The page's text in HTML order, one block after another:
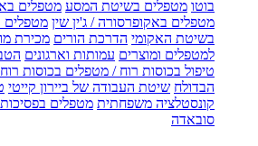
בוטו מטפלים בשיטת המסע מטפלים
מטפלים באקופרסורה / ג'ין שין מטפלים
בשיטת האקומי הדרכת הורים מכירת
למטפלים ומוצרים עמותות וארגונים
טיפול בכוסות רוח / מטפלים בכוסות רוח
הבדולח שיטת העבודה של ביירון קייטי
קונסטלציה משפחתית מטפלים
סובאדה